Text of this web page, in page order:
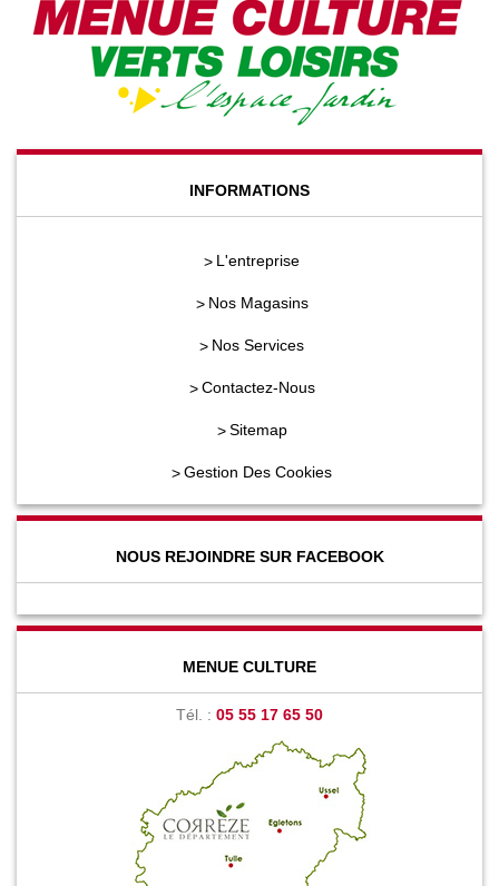
INFORMATIONS
L'entreprise
Nos Magasins
Nos Services
Contactez-Nous
Sitemap
Gestion Des Cookies
NOUS REJOINDRE SUR FACEBOOK
MENUE CULTURE
Tél. : 05 55 17 65 50